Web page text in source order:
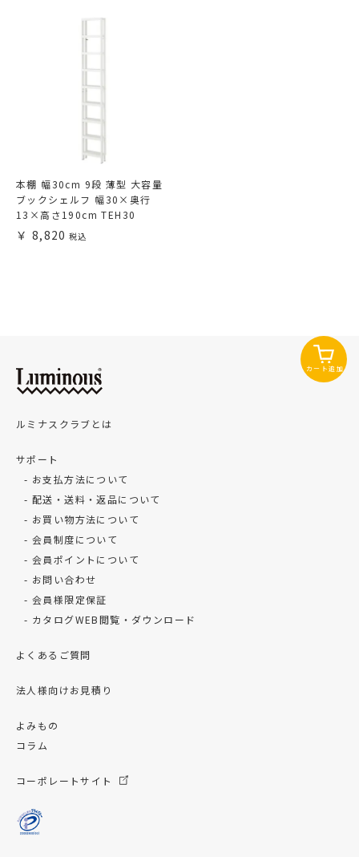
本棚 幅30cm 9段 薄型 大容量
ブックシェルフ 幅30×奥行
13×高さ190cm TEH30
8,820
カート追加
ルミナスクラブとは
サポート
お支払方法について
配送・送料・返品について
お買い物方法について
会員制度について
会員ポイントについて
お問い合わせ
会員様限定保証
カタログWEB閲覧・ダウンロード
よくあるご質問
法人様向けお見積り
よみもの
コラム
コーポレートサイト